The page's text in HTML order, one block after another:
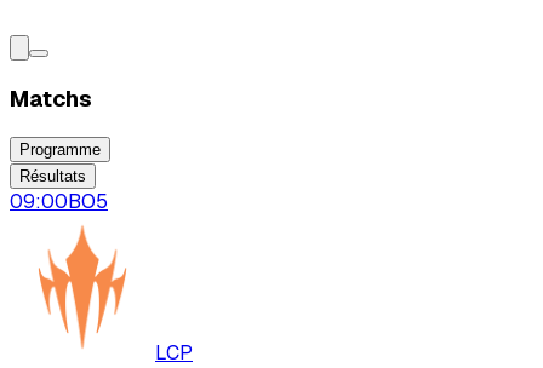
Matchs
Programme
Résultats
09:00BO5
LCP